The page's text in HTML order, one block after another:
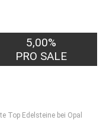
5,00%
PRO SALE
Top Edelsteine bei Opal